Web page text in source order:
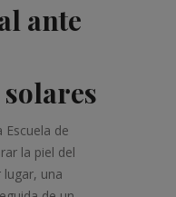
ante
Escuela de
la piel del
una